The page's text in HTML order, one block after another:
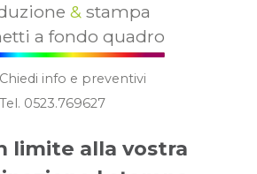
&stampa
a fondo quadro
Chiedi info e preventivi
Tel. 0523.769627
limite alla vostra